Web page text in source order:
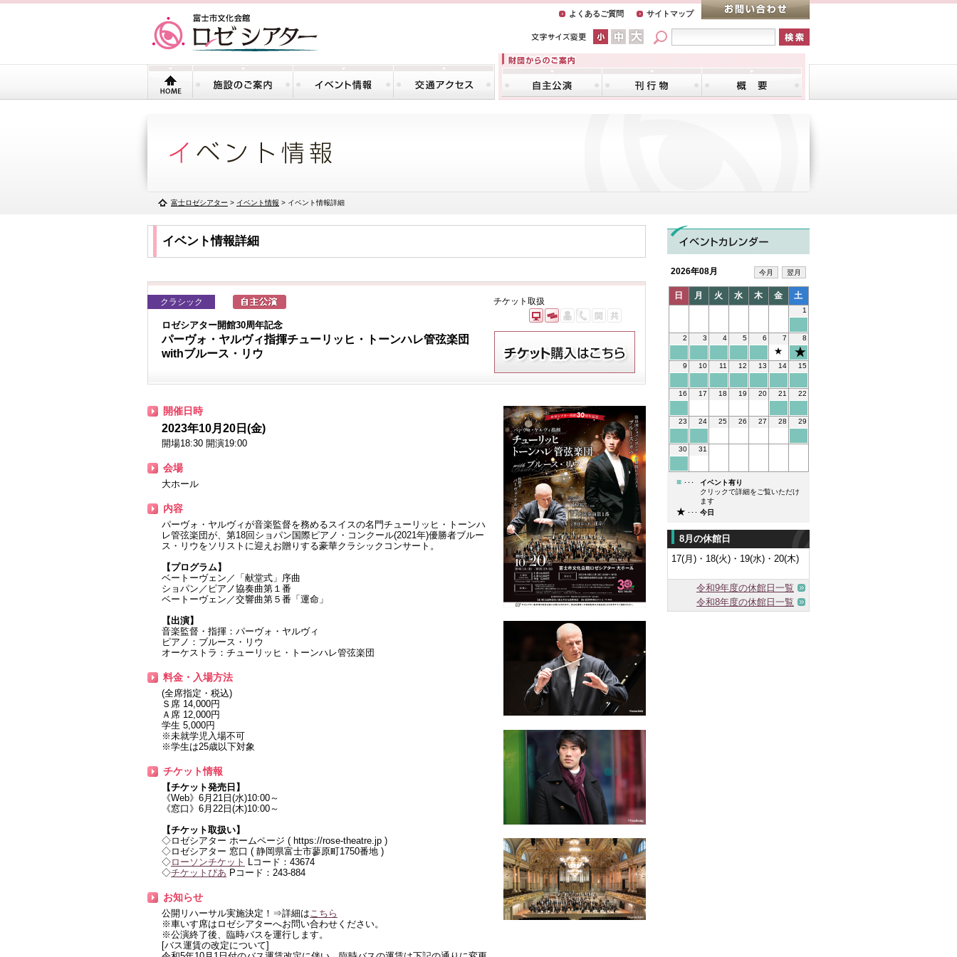
サイトマップ
よくあるご質問
富士ロゼシアター > イベント情報 > イベント情報詳細
イベント情報詳細
クラシック チケット取扱
ロゼシアター開館30周年記念
パーヴォ・ヤルヴィ指揮チューリッヒ・トーンハレ管弦楽団
withブルース・リウ
開催日時
2023年10月20日(金)
開場18:30 開演19:00
会場
大ホール
内容
パーヴォ・ヤルヴィが音楽監督を務めるスイスの名門チューリッヒ・トーンハ
レ管弦楽団が、第18回ショパン国際ピアノ・コンクール(2021年)優勝者ブルー
ス・リウをソリストに迎えお贈りする豪華クラシックコンサート。
【プログラム】
ベートーヴェン／「献堂式」序曲
ショパン／ピアノ協奏曲第１番
ベートーヴェン／交響曲第５番「運命」
【出演】
音楽監督・指揮：パーヴォ・ヤルヴィ
ピアノ：ブルース・リウ
オーケストラ：チューリッヒ・トーンハレ管弦楽団
料金・入場方法
(全席指定・税込)
Ｓ席 14,000円
Ａ席 12,000円
学生 5,000円
※未就学児入場不可
※学生は25歳以下対象
チケット情報
【チケット発売日】
《Web》6月21日(水)10:00～
《窓口》6月22日(木)10:00～
【チケット取扱い】
◇ロゼシアター ホームページ ( https://rose-theatre.jp )
◇ロゼシアター 窓口 ( 静岡県富士市蓼原町1750番地 )
◇ローソンチケット Lコード：43674
◇チケットぴあ Pコード：243-884
お知らせ
公開リハーサル実施決定！⇒詳細はこちら
※車いす席はロゼシアターへお問い合わせください。
※公演終了後、臨時バスを運行します。
[バス運賃の改定について]
2026年08月 今月 翌月
日 月 火 水 木 金 土
1
2 3 4 5 6 7
★
8
9 10 11 12 13 14 15
16 17 18 19 20 21 22
23 24 25 26 27 28 29
30 31
■ ･･･
イベント有り
クリックで詳細をご覧いただけ
ます
★ ･･･ 今日
8月の休館日
17(月)・18(火)・19(水)・20(木)
令和9年度の休館日一覧
令和8年度の休館日一覧